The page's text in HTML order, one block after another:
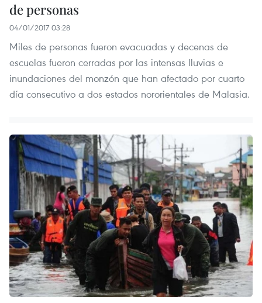
de personas
04/01/2017 03:28
Miles de personas fueron evacuadas y decenas de
escuelas fueron cerradas por las intensas lluvias e
inundaciones del monzón que han afectado por cuarto
día consecutivo a dos estados nororientales de Malasia.